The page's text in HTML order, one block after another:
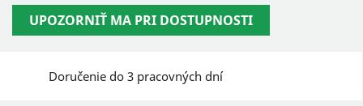
UPOZORNIŤ MA PRI DOSTUPNOSTI
Doručenie do 3 pracovných dní